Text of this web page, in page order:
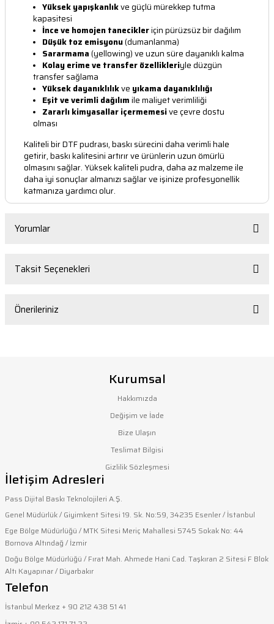
Yüksek yapışkanlıkve güçlü mürekkep tutma
kapasitesi
İnce ve homojen tanecikleriçin pürüzsüz bir dağılım
Düşük toz emisyonu(dumanlanma)
Sararmama(yellowing) ve uzun süre dayanıklı kalma
Kolay erime ve transfer özellikleriyle düzgün
transfer sağlama
Yüksek dayanıklılıkve yıkama dayanıklılığı
Eşit ve verimli dağılımile maliyet verimliliği
Zararlı kimyasallar içermemesive çevre dostu
olması
Kaliteli bir DTF pudrası, baskı sürecini daha verimli hale
getirir, baskı kalitesini artırır ve ürünlerin uzun ömürlü
olmasını sağlar. Yüksek kaliteli pudra, daha az malzeme ile
daha iyi sonuçlar almanızı sağlar ve işinize profesyonellik
katmanıza yardımcı olur.
Yorumlar
Taksit Seçenekleri
Önerileriniz
konularda yetersiz gördüğünüz noktaları öneri formunu
kullanarak tarafımıza iletebilirsiniz.
Görüş ve önerileriniz için teşekkür ederiz.
Ürün resmi kalitesiz, bozuk veya görüntülenemiyor.
Ürün açıklamasında eksik bilgiler bulunuyor.
Ürün bilgilerinde hatalar bulunuyor.
Ürün fiyatı diğer sitelerden daha pahalı.
Bu ürüne benzer farklı alternatifler olmalı.
Kurumsal
Hakkımızda
Değişim ve İade
Bize Ulaşın
Teslimat Bilgisi
Gizlilik Sözleşmesi
İletişim Adresleri
Pass Dijital Baskı Teknolojileri A.Ş.
Genel Müdürlük / Giyimkent Sitesi 19. Sk. No:59, 34235 Esenler / İstanbul
Ege Bölge Müdürlüğü / MTK Sitesi Meriç Mahallesi 5745 Sokak No: 44
Bornova Altındağ / İzmir
Doğu Bölge Müdürlüğü / Fırat Mah. Ahmede Hani Cad. Taşkıran 2 Sitesi F Blok
Altı Kayapınar / Diyarbakır
Telefon
İstanbul Merkez + 90 212 438 51 41